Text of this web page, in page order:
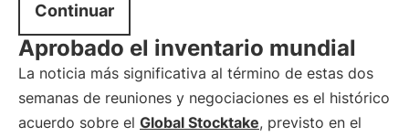
Continuar
Aprobado el inventario mundial
La noticia más significativa al término de estas dos
semanas de reuniones y negociaciones es el histórico
acuerdo sobre el Global Stocktake, previsto en el